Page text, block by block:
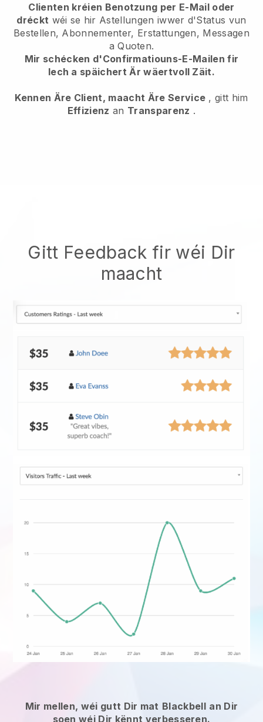
Clienten kréien Benotzung per E-Mail oder
dréckt wéi se hir Astellungen iwwer d'Status vun
Bestellen, Abonnementer, Erstattungen, Messagen
a Quoten.
Mir schécken d'Confirmatiouns-E-Mailen fir
Iech a späichert Är wäertvoll Zäit.
Kennen Äre Client, maacht Äre Service , gitt him
Effizienz an Transparenz .
Gitt Feedback fir wéi Dir
maacht
Mir mellen, wéi gutt Dir mat Blackbell an Dir
soen wéi Dir kënnt verbesseren.